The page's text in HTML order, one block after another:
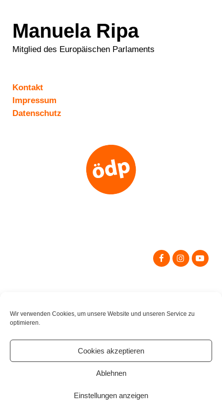
Wir verwenden Cookies, um unsere Website und unseren Service zu
optimieren.
Cookies akzeptieren
Ablehnen
Einstellungen anzeigen
Manuela Ripa
Mitglied des Europäischen Parlaments
Kontakt
Impressum
Datenschutz